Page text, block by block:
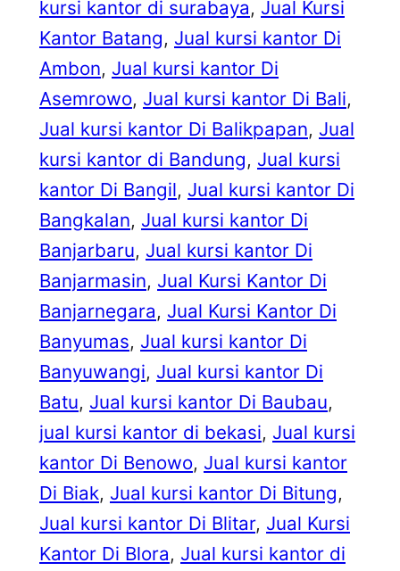
kursi kantor di surabaya, Jual Kursi
Kantor Batang, Jual kursi kantor Di
Ambon, Jual kursi kantor Di
Asemrowo, Jual kursi kantor Di Bali
Jual kursi kantor Di Balikpapan, Jual
kursi kantor di Bandung, Jual kursi
kantor Di Bangil, Jual kursi kantor Di
Bangkalan, Jual kursi kantor Di
Banjarbaru, Jual kursi kantor Di
Banjarmasin, Jual Kursi Kantor Di
Banjarnegara, Jual Kursi Kantor Di
Banyumas, Jual kursi kantor Di
Banyuwangi, Jual kursi kantor Di
Batu, Jual kursi kantor Di Baubau
jual kursi kantor di bekasi, Jual kursi
kantor Di Benowo, Jual kursi kantor
Di Biak, Jual kursi kantor Di Bitung
Jual kursi kantor Di Blitar, Jual Kursi
Kantor Di Blora, Jual kursi kantor di